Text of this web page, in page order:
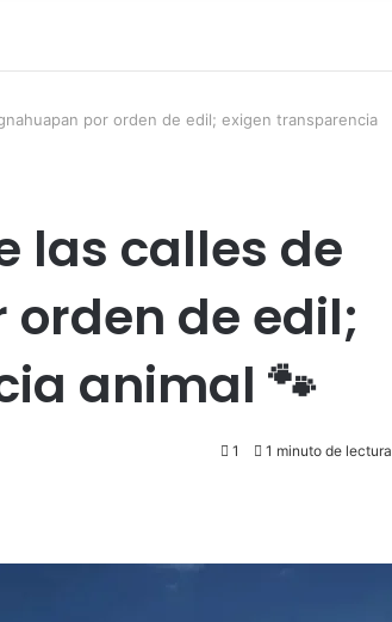
por orden de edil; exigen transparencia
las calles de
de edil;
animal 🐾
1 1 minuto de lectura